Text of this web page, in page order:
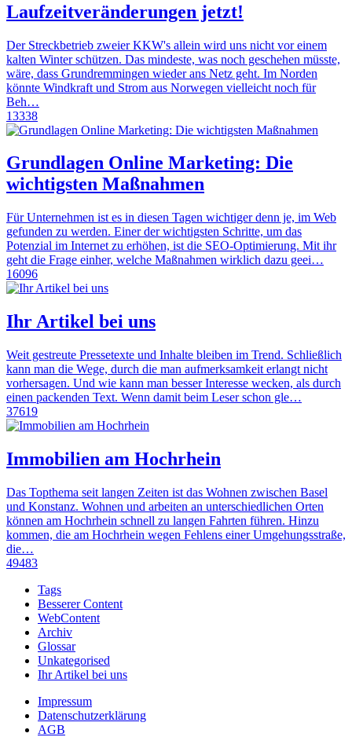
Laufzeitveränderungen jetzt!
Der Streckbetrieb zweier KKW's allein wird uns nicht vor einem
kalten Winter schützen. Das mindeste, was noch geschehen müsste,
wäre, dass Grundremmingen wieder ans Netz geht. Im Norden
könnte Windkraft und Strom aus Norwegen vielleicht noch für
Beh…
13338
Grundlagen Online Marketing: Die
wichtigsten Maßnahmen
Für Unternehmen ist es in diesen Tagen wichtiger denn je, im Web
gefunden zu werden. Einer der wichtigsten Schritte, um das
Potenzial im Internet zu erhöhen, ist die SEO-Optimierung. Mit ihr
geht die Frage einher, welche Maßnahmen wirklich dazu geei…
16096
Ihr Artikel bei uns
Weit gestreute Pressetexte und Inhalte bleiben im Trend. Schließlich
kann man die Wege, durch die man aufmerksamkeit erlangt nicht
vorhersagen. Und wie kann man besser Interesse wecken, als durch
einen packenden Text. Wenn damit beim Leser schon gle…
37619
Immobilien am Hochrhein
Das Topthema seit langen Zeiten ist das Wohnen zwischen Basel
und Konstanz. Wohnen und arbeiten an unterschiedlichen Orten
können am Hochrhein schnell zu langen Fahrten führen. Hinzu
kommen, die am Hochrhein wegen Fehlens einer Umgehungsstraße,
die…
49483
Tags
Besserer Content
WebContent
Archiv
Glossar
Unkategorised
Ihr Artikel bei uns
Impressum
Datenschutzerklärung
AGB